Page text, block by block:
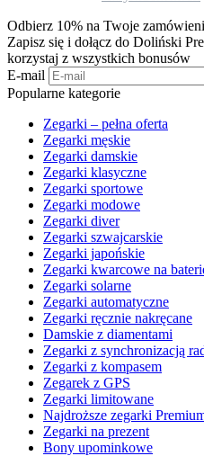
Odbierz 10% na Twoje
Zapisz się i dołącz do Doliński
korzystaj z wszystkich bonusów
E-mail
Popularne kategorie
Zegarki – pełna oferta
Zegarki męskie
Zegarki damskie
Zegarki klasyczne
Zegarki sportowe
Zegarki modowe
Zegarki diver
Zegarki szwajcarskie
Zegarki japońskie
Zegarki kwarcowe na
Zegarki solarne
Zegarki automatyczne
Zegarki ręcznie nakręcane
Damskie z diamentami
Zegarki z synchronizacją
Zegarki z kompasem
Zegarek z GPS
Zegarki limitowane
Najdroższe zegarki
Zegarki na prezent
Bony upominkowe